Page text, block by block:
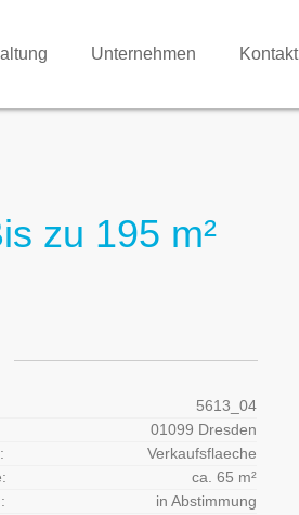
Unternehmen Kontakt
zu 195 m²
5613_04
01099 Dresden
Verkaufsflaeche
ca. 65 m²
in Abstimmung